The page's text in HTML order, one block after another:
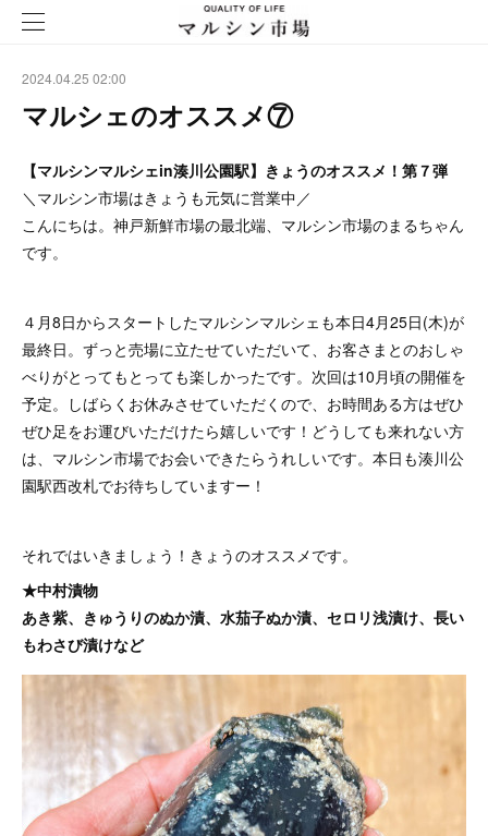
2024.04.25 02:00
マルシェのオススメ⑦
【マルシンマルシェin湊川公園駅】きょうのオススメ！第７弾
＼マルシン市場はきょうも元気に営業中／
こんにちは。神戸新鮮市場の最北端、マルシン市場のまるちゃん
です。
４月8日からスタートしたマルシンマルシェも本日4月25日(木)が
最終日。ずっと売場に立たせていただいて、お客さまとのおしゃ
べりがとってもとっても楽しかったです。次回は10月頃の開催を
予定。しばらくお休みさせていただくので、お時間ある方はぜひ
ぜひ足をお運びいただけたら嬉しいです！どうしても来れない方
は、マルシン市場でお会いできたらうれしいです。本日も湊川公
園駅西改札でお待ちしていますー！
それではいきましょう！きょうのオススメです。
★中村漬物
あき紫、きゅうりのぬか漬、水茄子ぬか漬、セロリ浅漬け、長い
もわさび漬けなど